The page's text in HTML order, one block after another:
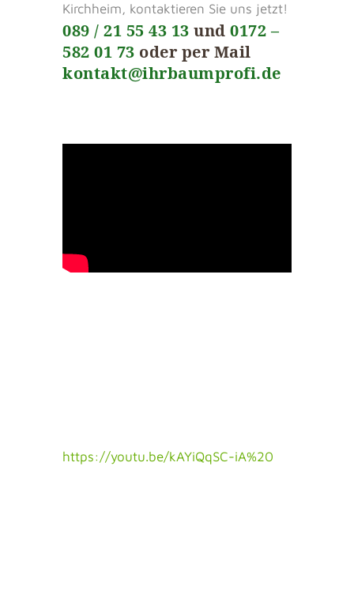
Kirchheim, kontaktieren Sie uns jetzt!
089 / 21 55 43 13 und 0172 –
582 01 73 oder per Mail
kontakt@ihrbaumprofi.de
https://youtu.be/kAYiQqSC-iA%20